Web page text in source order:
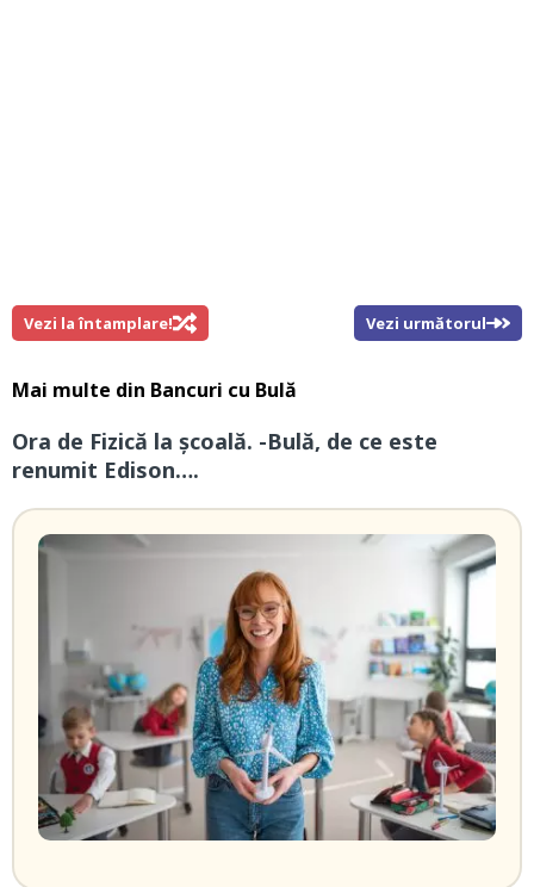
Vezi la întamplare! Vezi următorul
Mai multe din Bancuri cu Bulă
Ora de Fizică la școală. -Bulă, de ce este
renumit Edison….